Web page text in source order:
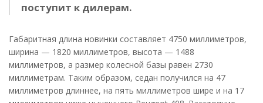
поступит к дилерам.
Габаритная длина новинки составляет 4750 миллиметров,
ширина — 1820 миллиметров, высота — 1488
миллиметров, а размер колесной базы равен 2730
миллиметрам. Таким образом, седан получился на 47
миллиметров длиннее, на пять миллиметров шире и на 17